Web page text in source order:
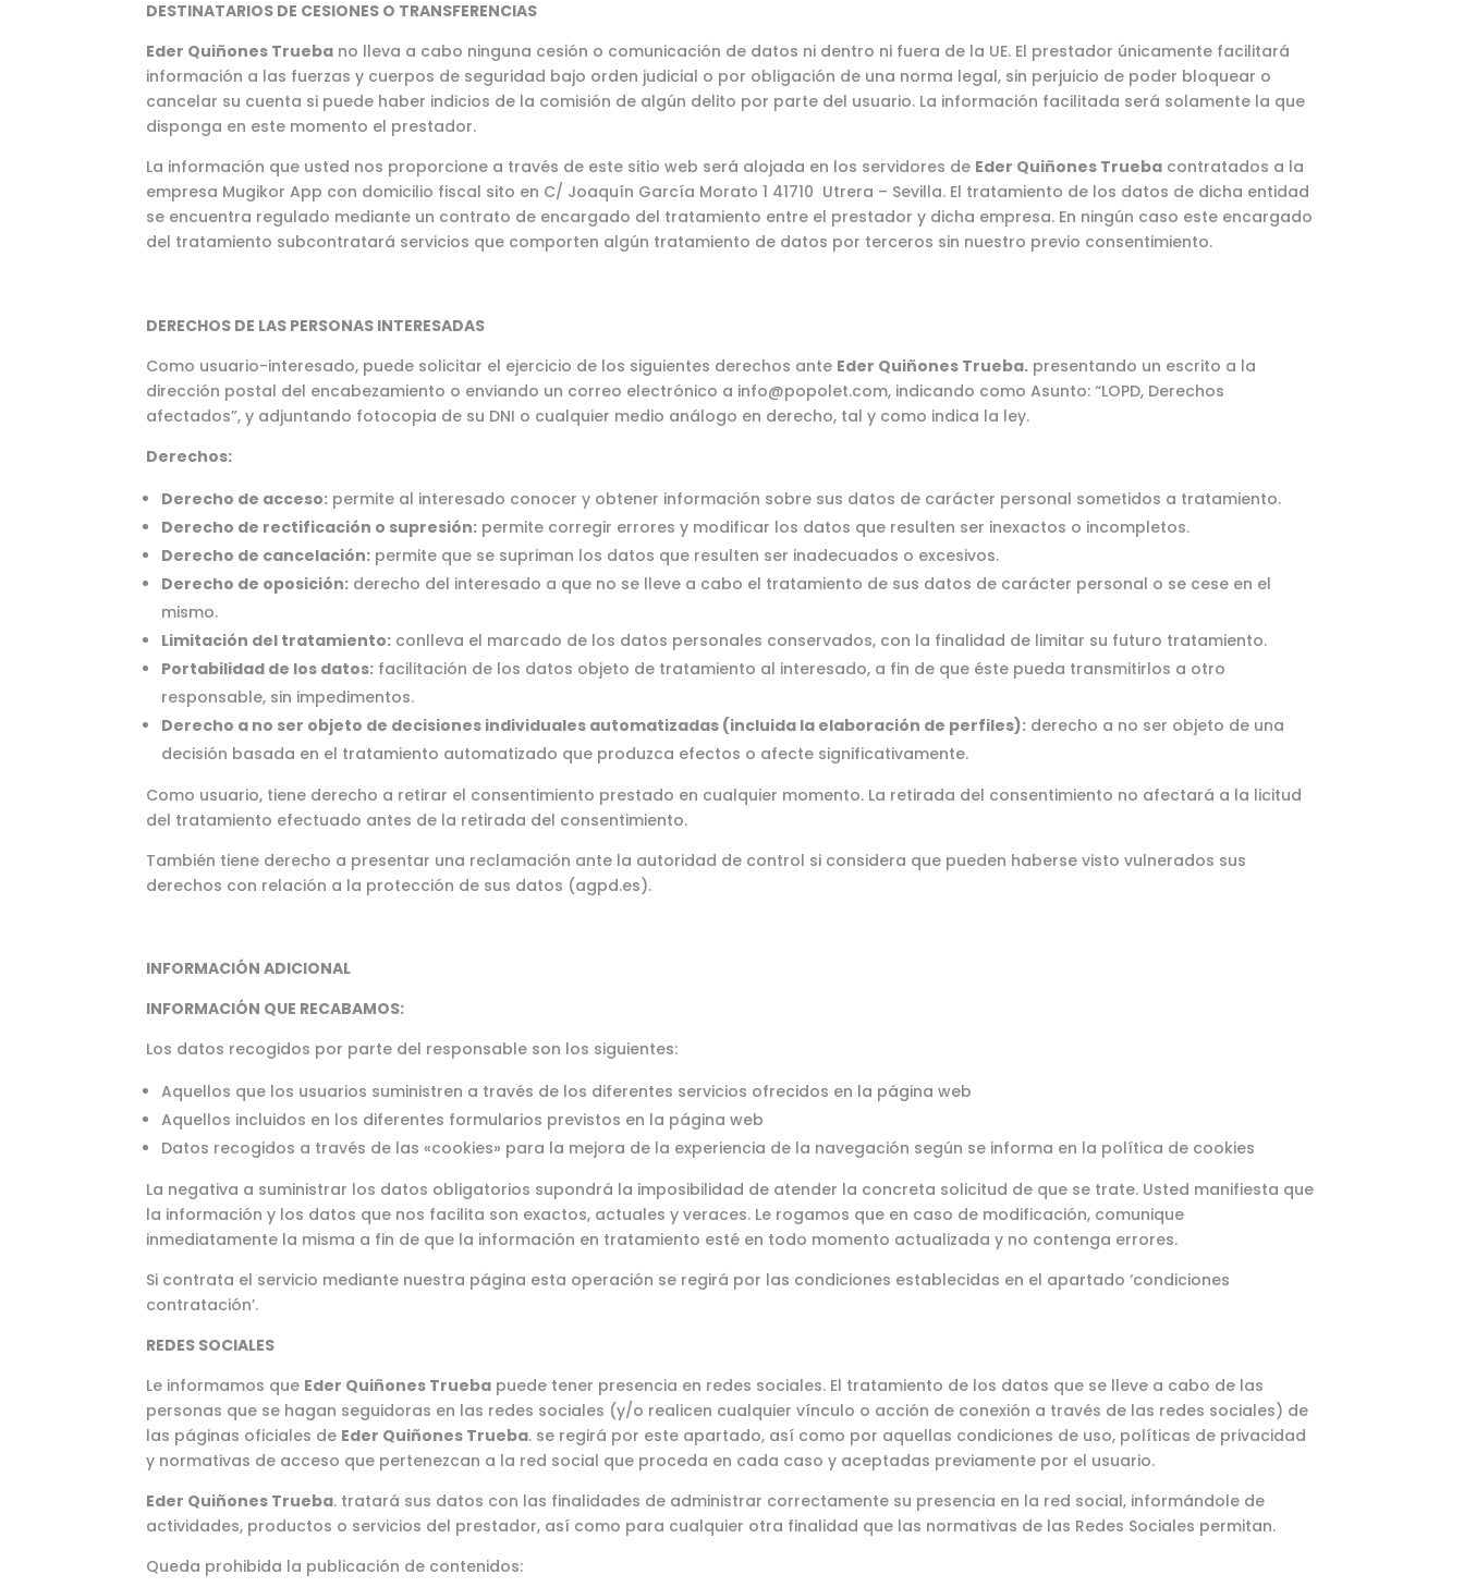
DESTINATARIOS DE CESIONES O TRANSFERENCIAS
Eder Quiñones Trueba no lleva a cabo ninguna cesión o comunicación de datos ni dentro ni fuera de la UE. El prestador únicamente facilitará
información a las fuerzas y cuerpos de seguridad bajo orden judicial o por obligación de una norma legal, sin perjuicio de poder bloquear o
cancelar su cuenta si puede haber indicios de la comisión de algún delito por parte del usuario. La información facilitada será solamente la que
disponga en este momento el prestador.
La información que usted nos proporcione a través de este sitio web será alojada en los servidores de Eder Quiñones Trueba contratados a la
empresa Mugikor App con domicilio fiscal sito en C/ Joaquín García Morato 1 41710 Utrera – Sevilla. El tratamiento de los datos de dicha entidad
se encuentra regulado mediante un contrato de encargado del tratamiento entre el prestador y dicha empresa. En ningún caso este encargado
del tratamiento subcontratará servicios que comporten algún tratamiento de datos por terceros sin nuestro previo consentimiento.
DERECHOS DE LAS PERSONAS INTERESADAS
Como usuario-interesado, puede solicitar el ejercicio de los siguientes derechos ante Eder Quiñones Trueba. presentando un escrito a la
dirección postal del encabezamiento o enviando un correo electrónico a info@popolet.com, indicando como Asunto: “LOPD, Derechos
afectados”, y adjuntando fotocopia de su DNI o cualquier medio análogo en derecho, tal y como indica la ley.
Derechos:
Derecho de acceso: permite al interesado conocer y obtener información sobre sus datos de carácter personal sometidos a tratamiento.
Derecho de rectificación o supresión: permite corregir errores y modificar los datos que resulten ser inexactos o incompletos.
Derecho de cancelación: permite que se supriman los datos que resulten ser inadecuados o excesivos.
Derecho de oposición: derecho del interesado a que no se lleve a cabo el tratamiento de sus datos de carácter personal o se cese en el
mismo.
Limitación del tratamiento: conlleva el marcado de los datos personales conservados, con la finalidad de limitar su futuro tratamiento.
Portabilidad de los datos: facilitación de los datos objeto de tratamiento al interesado, a fin de que éste pueda transmitirlos a otro
responsable, sin impedimentos.
Derecho a no ser objeto de decisiones individuales automatizadas (incluida la elaboración de perfiles): derecho a no ser objeto de una
decisión basada en el tratamiento automatizado que produzca efectos o afecte significativamente.
Como usuario, tiene derecho a retirar el consentimiento prestado en cualquier momento. La retirada del consentimiento no afectará a la licitud
del tratamiento efectuado antes de la retirada del consentimiento.
También tiene derecho a presentar una reclamación ante la autoridad de control si considera que pueden haberse visto vulnerados sus
derechos con relación a la protección de sus datos (agpd.es).
INFORMACIÓN ADICIONAL
INFORMACIÓN QUE RECABAMOS:
Los datos recogidos por parte del responsable son los siguientes:
Aquellos que los usuarios suministren a través de los diferentes servicios ofrecidos en la página web
Aquellos incluidos en los diferentes formularios previstos en la página web
Datos recogidos a través de las «cookies» para la mejora de la experiencia de la navegación según se informa en la política de cookies
La negativa a suministrar los datos obligatorios supondrá la imposibilidad de atender la concreta solicitud de que se trate. Usted manifiesta que
la información y los datos que nos facilita son exactos, actuales y veraces. Le rogamos que en caso de modificación, comunique
inmediatamente la misma a fin de que la información en tratamiento esté en todo momento actualizada y no contenga errores.
Si contrata el servicio mediante nuestra página esta operación se regirá por las condiciones establecidas en el apartado ‘condiciones
contratación’.
REDES SOCIALES
Le informamos que Eder Quiñones Trueba puede tener presencia en redes sociales. El tratamiento de los datos que se lleve a cabo de las
personas que se hagan seguidoras en las redes sociales (y/o realicen cualquier vínculo o acción de conexión a través de las redes sociales) de
las páginas oficiales de Eder Quiñones Trueba. se regirá por este apartado, así como por aquellas condiciones de uso, políticas de privacidad
y normativas de acceso que pertenezcan a la red social que proceda en cada caso y aceptadas previamente por el usuario.
Eder Quiñones Trueba. tratará sus datos con las finalidades de administrar correctamente su presencia en la red social, informándole de
actividades, productos o servicios del prestador, así como para cualquier otra finalidad que las normativas de las Redes Sociales permitan.
Queda prohibida la publicación de contenidos: